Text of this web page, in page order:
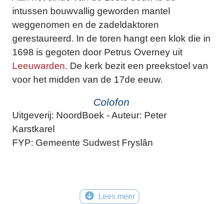
intussen bouwvallig geworden mantel
weggenomen en de zadeldaktoren
gerestaureerd. In de toren hangt een klok die in
1698 is gegoten door Petrus Overney uit
Leeuwarden. De kerk bezit een preekstoel van
voor het midden van de 17de eeuw.
Colofon
Uitgeverij: NoordBoek - Auteur: Peter
Karstkarel
FYP: Gemeente Sudwest Fryslân
Lees meer